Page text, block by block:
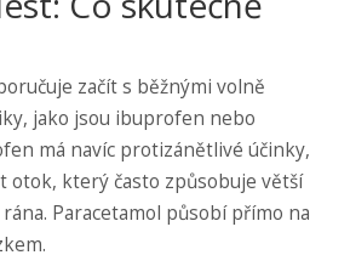
začít s běžnými volně
jako jsou ibuprofen nebo
má navíc protizánětlivé účinky,
otok, který často způsobuje větší
Paracetamol působí přímo na